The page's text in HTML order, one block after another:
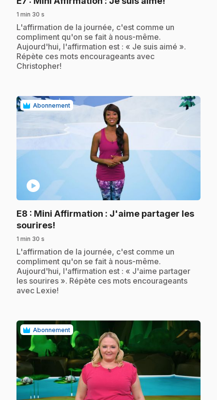
1 min 30 s
.L'affirmation de la journée, c'est comme un
compliment qu'on se fait à nous-même.
Aujourd'hui, l'affirmation est : « Je suis aimé ».
Répète ces mots encourageants avec
Christopher!
Abonnement
play_circle
E8 : Mini Affirmation : J'aime partager les
sourires!
1 min 30 s
.L'affirmation de la journée, c'est comme un
compliment qu'on se fait à nous-même.
Aujourd'hui, l'affirmation est : « J'aime partager
les sourires ». Répète ces mots encourageants
avec Lexie!
Abonnement